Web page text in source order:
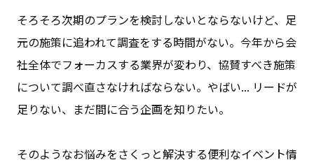
そろそろ次期のプランを検討しないとならないけど、足
元の施策に追われて調査をする時間がない。今年から会
社全体でフォーカスする業界が変わり、協賛すべき施策
について調べ直さなければならない。やばい... リードが
足りない、まだ間に合う企画を知りたい。
そのようなお悩みをさくっと解決する便利なイベント情